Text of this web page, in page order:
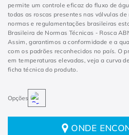
permite um controle eficaz do fluxo de
todas as roscas presentes nas válvulas
normas e regulamentações brasileiras
Brasileira de Normas Técnicas - Rosca
Assim, garantimos a conformidade e a
com os padrões reconhecidos no país. O
em temperaturas elevadas, veja a curva
ficha técnica do produto.
ONDE